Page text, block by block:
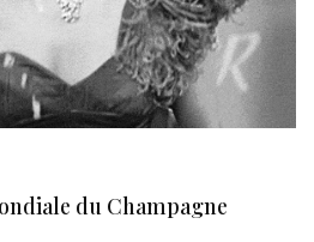
du Champagne